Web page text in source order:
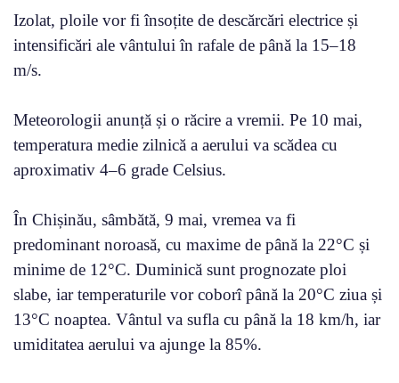
Izolat, ploile vor fi însoțite de descărcări electrice și
intensificări ale vântului în rafale de până la 15–18
m/s.
Meteorologii anunță și o răcire a vremii. Pe 10 mai,
temperatura medie zilnică a aerului va scădea cu
aproximativ 4–6 grade Celsius.
În Chișinău, sâmbătă, 9 mai, vremea va fi
predominant noroasă, cu maxime de până la 22°C și
minime de 12°C. Duminică sunt prognozate ploi
slabe, iar temperaturile vor coborî până la 20°C ziua și
13°C noaptea. Vântul va sufla cu până la 18 km/h, iar
umiditatea aerului va ajunge la 85%.